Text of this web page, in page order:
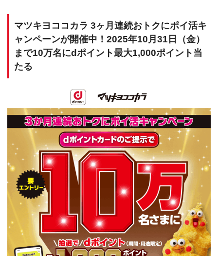
マツキヨココカラ 3ヶ月連続おトクにポイ活キ
ャンペーンが開催中！2025年10月31日（金）
まで10万名にdポイント最大1,000ポイント当
たる